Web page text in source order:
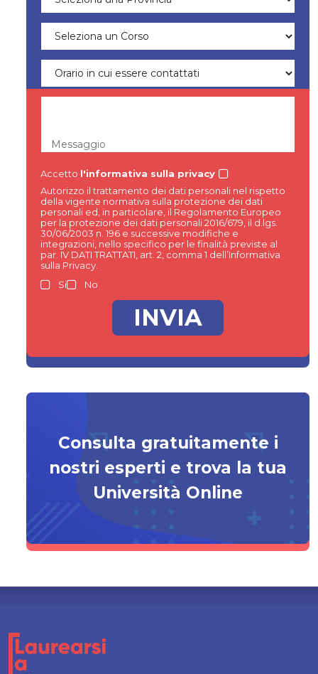
Messaggio
Accetto l'informativa sulla privacy
Autorizzo il trattamento dei dati personali nel rispetto
della vigente normativa sulla protezione dei dati
personali ed, in particolare, il Regolamento Europeo
per la protezione dei dati personali 2016/679, il d.lgs.
30/06/2003 n. 196 e successive modifiche e
integrazioni, nello specifico per le finalità previste al
par. IV DATI TRATTATI, art. 2, comma 1 dell’Informativa
sulla Privacy.
Si
No
Consulta gratuitamente i
nostri esperti e trova la tua
Università Online